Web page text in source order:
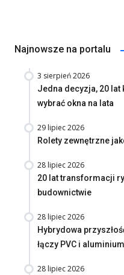
Najnowsze na portalu
3 sierpień 2026
Jedna decyzja, 20
wybrać okna na lata
29 lipiec 2026
Rolety zewnętrzne
28 lipiec 2026
20 lat transformacji
budownictwie
28 lipiec 2026
Hybrydowa
łączy PVC i aluminium
28 lipiec 2026